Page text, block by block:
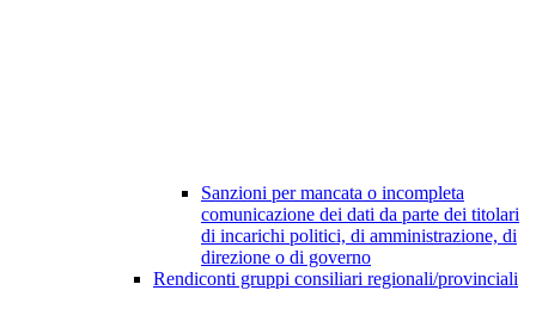
Sanzioni per mancata o incompleta
comunicazione dei dati da parte dei titolari
di incarichi politici, di amministrazione, di
direzione o di governo
Rendiconti gruppi consiliari regionali/provinciali